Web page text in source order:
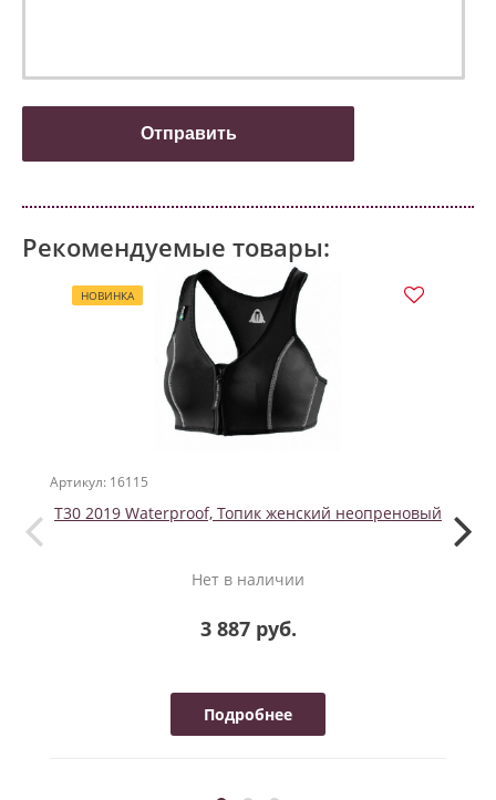
Рекомендуемые товары:
НОВИНКА
Артикул: 16115
T30 2019 Waterproof, Топик женский неопреновый
Нет в наличии
3 887 руб.
Подробнее